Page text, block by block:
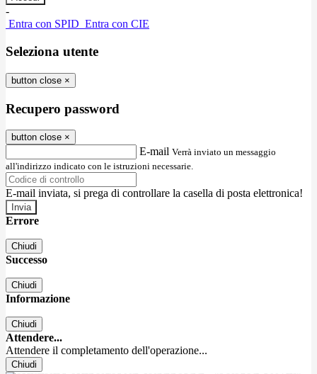
-
Entra con SPID Entra con CIE
Seleziona utente
button close ×
Recupero password
button close ×
E-mail Verrà inviato un messaggio
all'indirizzo indicato con le istruzioni necessarie.
E-mail inviata, si prega di controllare la casella di posta elettronica!
Errore
Chiudi
Successo
Chiudi
Informazione
Chiudi
Attendere...
Attendere il completamento dell'operazione...
Chiudi